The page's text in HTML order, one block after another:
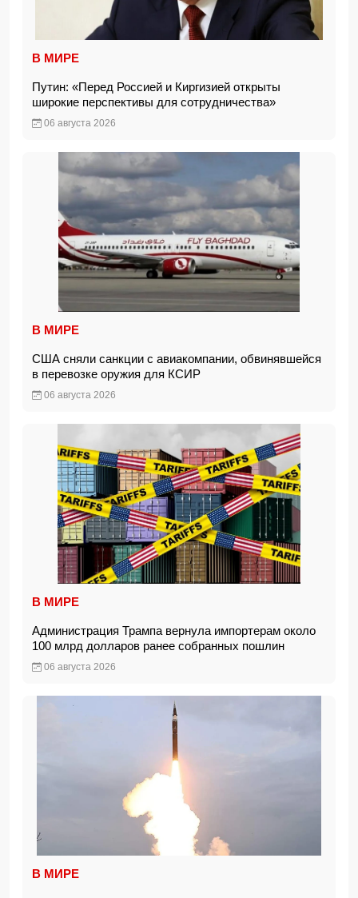
В МИРЕ
Путин: «Перед Россией и Киргизией открыты
широкие перспективы для сотрудничества»
06 августа 2026
В МИРЕ
США сняли санкции с авиакомпании, обвинявшейся
в перевозке оружия для КСИР
06 августа 2026
В МИРЕ
Администрация Трампа вернула импортерам около
100 млрд долларов ранее собранных пошлин
06 августа 2026
В МИРЕ